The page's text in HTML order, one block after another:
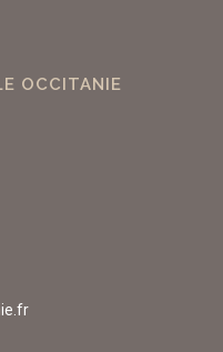
OCCITANIE